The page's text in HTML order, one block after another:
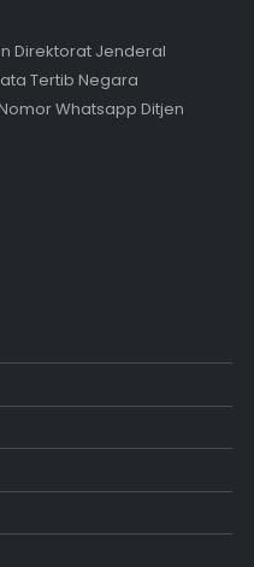
Direktorat Jenderal
Tertib Negara
Whatsapp Ditjen